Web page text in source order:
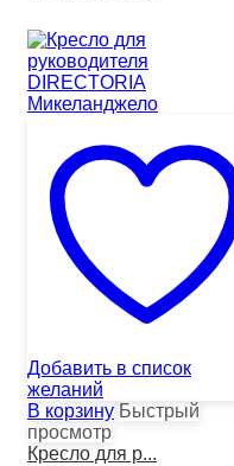
Добавить в список
желаний
В корзину Быстрый
просмотр
Кресло для р...